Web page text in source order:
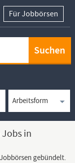
Für Jobbörsen
in
gebündelt.